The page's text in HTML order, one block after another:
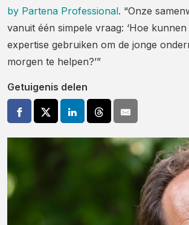
by Partena Professional. “Onze
vanuit één simpele vraag: ‘Hoe
expertise gebruiken om de jonge
morgen te helpen?’”
Getuigenis delen